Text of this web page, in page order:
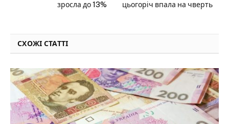
зросла до 13% цьогоріч впала на чверть
СХОЖІ СТАТТІ